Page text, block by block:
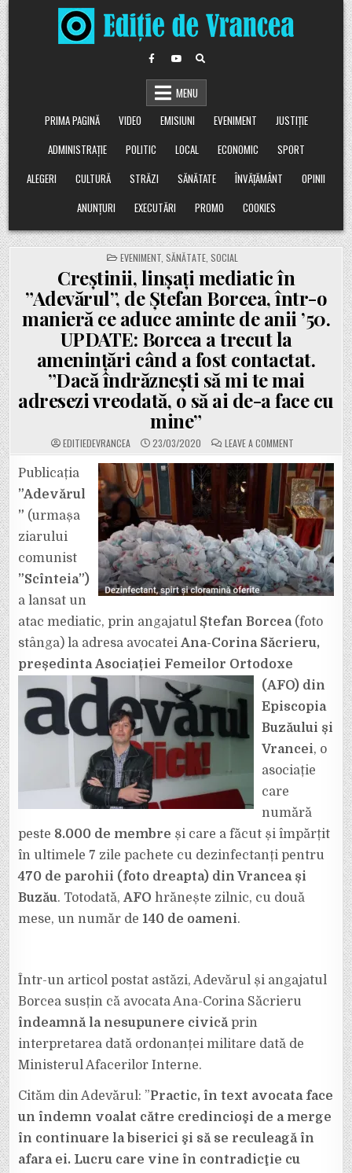
Skip
to
content
MENU
PRIMA PAGINĂ
VIDEO EMISIUNI EVENIMENT
JUSTIȚIE
ADMINISTRAȚIE
POLITIC LOCAL ECONOMIC
SPORT
ALEGERI
CULTURĂ STRĂZI SĂNĂTATE ÎNVĂȚĂMÂNT
OPINII
ANUNȚURI
EXECUTĂRI PROMO COOKIES
POSTED
IN
EVENIMENT, SĂNĂTATE, SOCIAL
Creștinii, linșați mediatic în
”Adevărul”, de Ștefan Borcea, într-o
manieră ce aduce aminte de anii ’50.
UPDATE: Borcea a trecut la
amenințări când a fost contactat.
”Dacă îndrăznești să mi te mai
adresezi vreodată, o să ai de-a face cu
mine”
EDITIEDEVRANCEA 23/03/2020 LEAVE A COMMENTON
CREȘTINII,
LINȘAȚI
MEDIATIC
ÎN
”ADEVĂRUL”,
DE
ȘTEFAN
BORCEA,
ÎNTR-
O
MANIERĂ
CE
ADUCE
AMINTE
DE
ANII
UPDATE:
BORCEA
A
TRECUT
LA
A
FOST
”DACĂ
ÎNDRĂZNEȘTI
SĂ
MI
TE
MAI
ADRESEZI
VREODATĂ,
DE-
A
FACE
CU
MINE”
Publicația
”Adevărul
” (urmașa
ziarului
comunist
”Scînteia”)
a lansat un
atac mediatic, prin angajatul Ștefan Borcea(foto
stânga) la adresa avocateiAna-Corina Săcrieru,
președintaAsociației Femeilor Ortodoxe
(AFO) din
Episcopia
Buzăului și
Vrancei, o
asociație
care
numără
peste 8.000 de membre și care a făcut și împărțit
în ultimele 7 zile pachete cu dezinfectanți pentru
470 de parohii (foto dreapta) din Vrancea și
Buzău. Totodată,AFO hrănește zilnic, cu două
mese, un număr de 140 de oameni.
Într-un articol postat astăzi, Adevărul și angajatul
Borcea susțin că avocata Ana-Corina Săcrieru
îndeamnă la nesupunere civicăprin
interpretarea dată ordonanței militare dată de
Ministerul Afacerilor Interne.
Cităm din Adevărul: ”Practic, în text avocata face
un îndemn voalat către credincioşi de a merge
în continuare la biserici şi să se reculeagă în
afara ei. Lucru care vine în contradicţie cu